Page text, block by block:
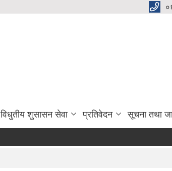
विधुतीय शुसासन सेवा प्रतिवेदन सूचना तथा